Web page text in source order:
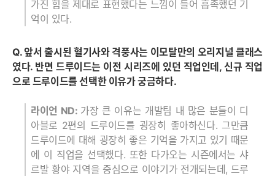
가진 힘을 제대로 표현했다는 느낌이 들어 흡족했던 기
억이 있다.
Q. 앞서 출시된 혈기사와 격풍사는 이모탈만의 오리지널 클래스
였다. 반면 드루이드는 이전 시리즈에 있던 직업인데, 신규 직업
으로 드루이드를 선택한 이유가 궁금하다.
라이언 ND: 가장 큰 이유는 개발팀 내 많은 분들이 디
아블로 2편의 드루이드를 굉장히 좋아하신다. 그만큼
드루이드에 대해 굉장히 좋은 기억을 가지고 있기 때문
에 이 직업을 선택했다. 또한 다가오는 시즌에서는 샤
르발 황야 지역을 중심으로 이야기가 전개되는데, 드루